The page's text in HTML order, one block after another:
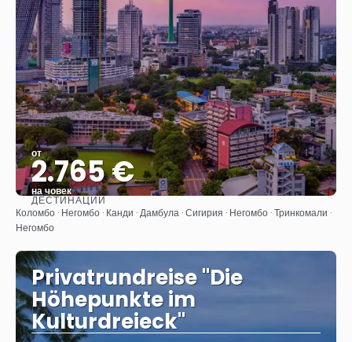
от
2.765 €
на човек
Вижте
ДЕСТИНАЦИИ
Коломбо · Негомбо · Канди · Дамбула · Сигирия · Негомбо · Тринкомали ·
Негомбо
Privatrundreise "Die
Höhepunkte im
Kulturdreieck"